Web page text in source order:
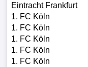
Eintracht Frankfurt
1. FC Köln
1. FC Köln
1. FC Köln
1. FC Köln
1. FC Köln